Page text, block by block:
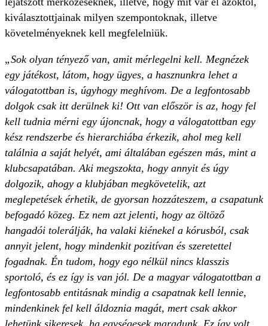
kiválasztottjainak milyen szempontoknak, illetve
követelményeknek kell megfelelniük.
„Sok olyan tényező van, amit mérlegelni kell. Megnézek
egy játékost, látom, hogy ügyes, a hasznunkra lehet a
válogatottban is, úgyhogy meghívom. De a legfontosabb
dolgok csak itt derülnek ki! Ott van először is az, hogy fel
kell tudnia mérni egy újoncnak, hogy a válogatottban egy
kész rendszerbe és hierarchiába érkezik, ahol meg kell
találnia a saját helyét, ami általában egészen más, mint a
klubcsapatában. Aki megszokta, hogy annyit és úgy
dolgozik, ahogy a klubjában megkövetelik, azt
meglepetések érhetik, de gyorsan hozzáteszem, a csapatunk
befogadó közeg. Ez nem azt jelenti, hogy az öltöző
hangadói tolerálják, ha valaki kiénekel a kórusból, csak
annyit jelent, hogy mindenkit pozitívan és szeretettel
fogadnak. Én tudom, hogy ego nélkül nincs klasszis
sportoló, és ez így is van jól. De a magyar válogatottban a
legfontosabb entitásnak mindig a csapatnak kell lennie,
mindenkinek fel kell áldoznia magát, mert csak akkor